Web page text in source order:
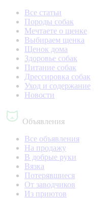
Все статьи
Породы собак
Мечтаете о щенке
Выбираем щенка
Щенок дома
Здоровье собак
Питание собак
Дрессировка собак
Уход и содержание
Новости
Объявления
Все объявления
На продажу
В добрые руки
Вязка
Потерявшиеся
От заводчиков
Из приютов